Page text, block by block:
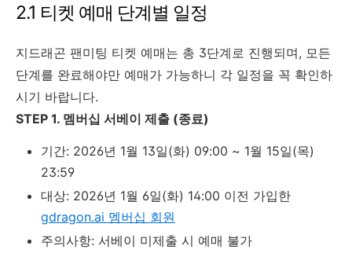
2.1 티켓 예매 단계별 일정
지드래곤 팬미팅 티켓 예매는 총 3단계로 진행되며, 모든
단계를 완료해야만 예매가 가능하니 각 일정을 꼭 확인하
시기 바랍니다.
STEP 1. 멤버십 서베이 제출 (종료)
기간: 2026년 1월 13일(화) 09:00 ~ 1월 15일(목)
23:59
대상: 2026년 1월 6일(화) 14:00 이전 가입한
gdragon.ai 멤버십 회원
주의사항: 서베이 미제출 시 예매 불가